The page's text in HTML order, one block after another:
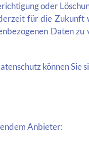
oder
für die
Daten
können Sie
Anbieter: